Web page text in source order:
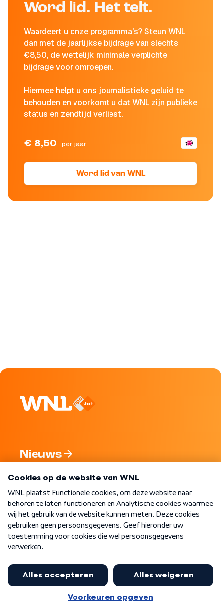
Word lid. Het telt.
Waardeert u onze programma's? Steun WNL
dan met de jaarlijkse bijdrage van slechts
€8,50, de wettelijk minimale verplichte
bijdrage voor omroepen.
Hiermee helpt u ons journalistieke geluid te
behouden en voorkomt u dat WNL zijn publieke
status en zendtijd verliest.
€ 8,50 per jaar
Word lid van WNL
Nieuws
Nieuwsbrief
Word Lid